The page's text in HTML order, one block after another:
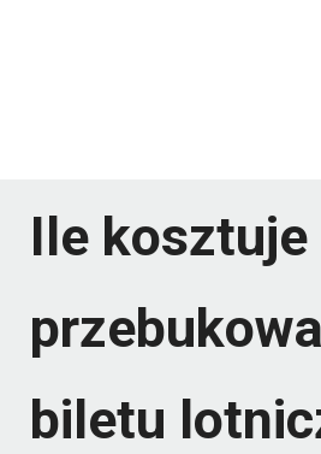
Ile kosztuje
biletu